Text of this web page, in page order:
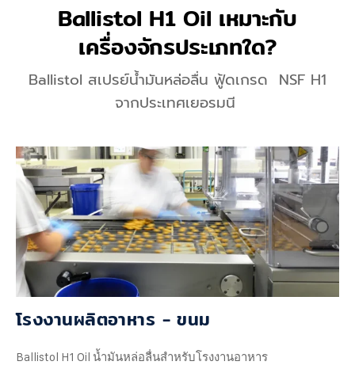
Ballistol H1 Oil เหมาะกับ
เครื่องจักรประเภทใด?
Ballistol สเปรย์น้ำมันหล่อลื่น ฟู้ดเกรด NSF H1
จากประเทศเยอรมนี
โรงงานผลิตอาหาร - ขนม
Ballistol H1 Oil น้ำมันหล่อลื่นสำหรับโรงงานอาหาร